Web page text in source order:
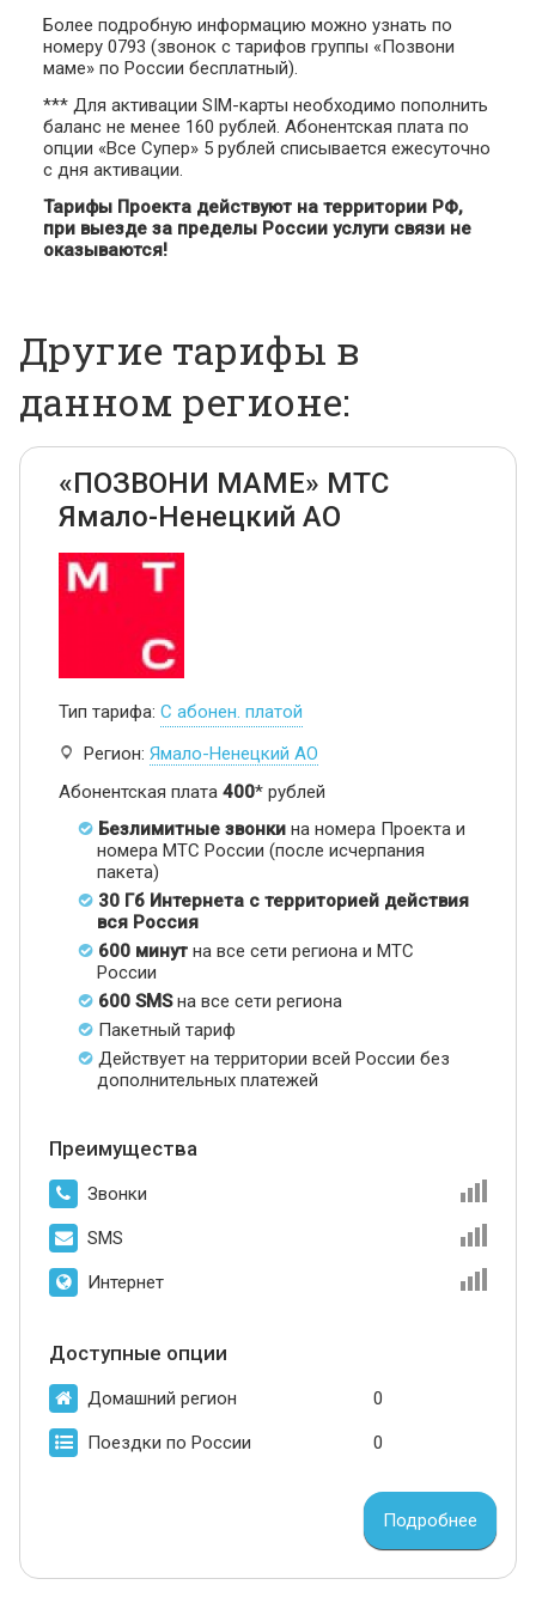
Более подробную информацию можно узнать по
номеру 0793 (звонок с тарифов группы «Позвони
маме» по России бесплатный).
*** Для активации SIM-карты необходимо пополнить
баланс не менее 160 рублей. Абонентская плата по
опции «Все Супер» 5 рублей списывается ежесуточно
с дня активации.
Тарифы Проекта действуют на территории РФ,
при выезде за пределы России услуги связи не
оказываются!
Другие тарифы в
данном регионе:
«ПОЗВОНИ МАМЕ» МТС
Ямало-Ненецкий АО
Тип тарифа: С абонен. платой
Регион: Ямало-Ненецкий АО
Абонентская плата 400* рублей
Безлимитные звонки на номера Проекта и
номера МТС России (после исчерпания
пакета)
30 Гб Интернета с территорией действия
вся Россия
600 минут на все сети региона и МТС
России
600 SMSна все сети региона
Пакетный тариф
Действует на территории всей России без
дополнительных платежей
Преимущества
Звонки
SMS
Интернет
Доступные опции
Домашний регион 0
Поездки по России 0
Подробнее